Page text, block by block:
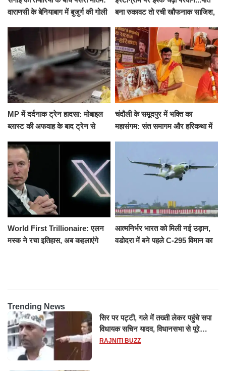
वाराणसी के बेनियाबाग में बुजुर्ग की गोली
बना रुकावट तो रची खौफनाक साजिश,
के घाट
MP में दर्दनाक ट्रेन हादसा: मोबाइल
ब्लास्ट की अफवाह के बाद ट्रेन से
रौंदा, 4 की मौत
चंदौली के समूदपुर में भक्ति का
महासंगम: संत समागम और हरिकथा में
World First Trillionaire: एलन
मस्क ने रचा इतिहास, अब कहलाएंगे
आत्मनिर्भर भारत को मिली नई उड़ान,
वडोदरा में बने पहले C-295 विमान का
Trending News
सिर पर पट्टी, गले में तख्ती लेकर पहुंचे सपा
विधायक सचिन यादव, विधानसभा से पूरे
मानसून सत्र के लिए किया गया निलंबित
RAJNITI BUZZ